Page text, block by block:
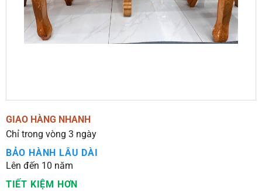
GIAO HÀNG NHANH
Chỉ trong vòng 3 ngày
BẢO HÀNH LÂU DÀI
Lên đến 10 năm
TIẾT KIỆM HƠN